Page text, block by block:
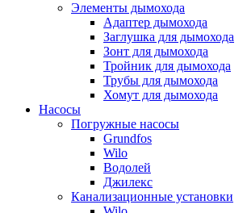
Элементы дымохода
Адаптер дымохода
Заглушка для дымохода
Зонт для дымохода
Тройник для дымохода
Трубы для дымохода
Хомут для дымохода
Насосы
Погружные насосы
Grundfos
Wilo
Водолей
Джилекс
Канализационные установки